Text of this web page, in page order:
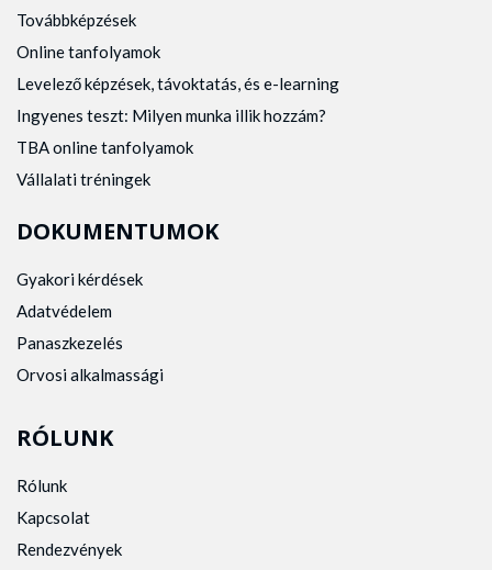
Továbbképzések
Online tanfolyamok
Levelező képzések, távoktatás, és e-learning
Ingyenes teszt: Milyen munka illik hozzám?
TBA online tanfolyamok
Vállalati tréningek
DOKUMENTUMOK
Gyakori kérdések
Adatvédelem
Panaszkezelés
Orvosi alkalmassági
RÓLUNK
Rólunk
Kapcsolat
Rendezvények